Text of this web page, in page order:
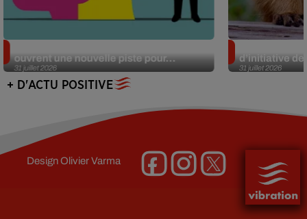
31 juillet 2026
ouvrent une nouvelle piste pour...
31 juillet 2026
d’initiative
+ D'ACTU POSITIVE
DesignOlivier Varma